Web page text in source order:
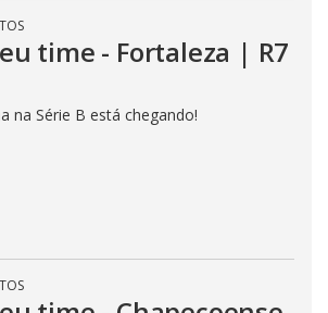
time - Fortaleza | R7
na Série B está chegando!